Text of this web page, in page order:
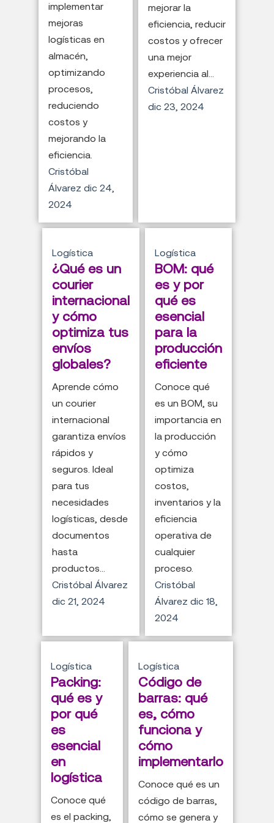
implementar
mejoras
logísticas en
almacén,
optimizando
procesos,
reduciendo
costos y
mejorando la
eficiencia.
Cristóbal
Álvarezdic 24,
2024
mejorar la
eficiencia, reducir
costos y ofrecer
una mejor
experiencia al...
Cristóbal Álvarez
dic 23, 2024
Logística
¿Qué es un
courier
internacional
y cómo
optimiza tus
envíos
globales?
Aprende cómo
un courier
internacional
garantiza envíos
rápidos y
seguros. Ideal
para tus
necesidades
logísticas, desde
documentos
hasta
productos...
Cristóbal Álvarez
dic 21, 2024
Logística
BOM: qué
es y por
qué es
esencial
para la
producción
eficiente
Conoce qué
es un BOM, su
importancia en
la producción
y cómo
optimiza
costos,
inventarios y la
eficiencia
operativa de
cualquier
proceso.
Cristóbal
Álvarez dic 18,
2024
Logística
Packing:
qué es y
por qué
es
esencial
en
logística
Conoce qué
es el packing,
Logística
Código de
barras: qué
es, cómo
funciona y
cómo
implementarlo
Conoce qué es un
código de barras,
cómo se genera y